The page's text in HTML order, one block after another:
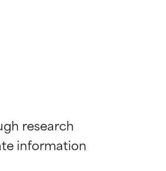
research
information